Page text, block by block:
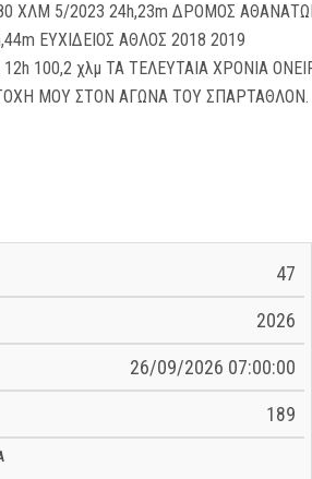
ΧΛΜ 5/2023 24h,23m ΔΡΟΜΟΣ
ΕΥΧΙΔΕΙΟΣ ΑΘΛΟΣ 2018 2019
100,2 χλμ ΤΑ ΤΕΛΕΥΤΑΙΑ ΧΡΟΝΙΑ
ΜΟΥ ΣΤΟΝ ΑΓΩΝΑ ΤΟΥ ΣΠΑΡΤΑΘΛΟΝ.
Ημερομηνία
47
2026
26/09/2026 07:00:00
189